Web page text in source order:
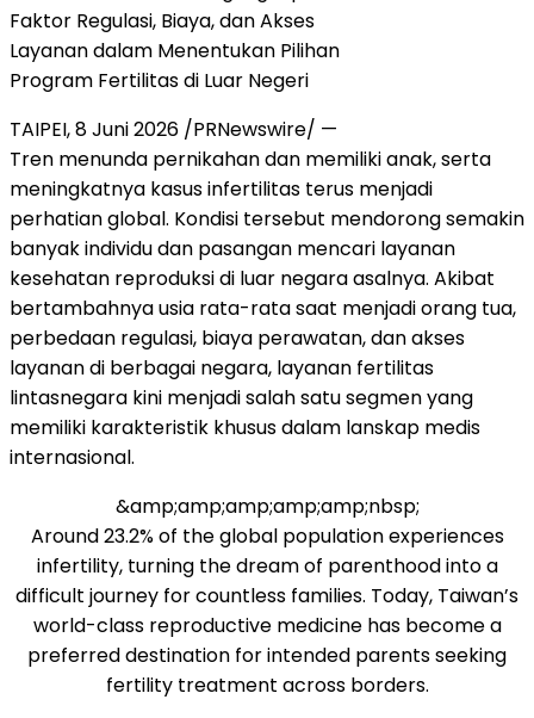
Faktor Regulasi, Biaya, dan Akses
Layanan dalam Menentukan Pilihan
Program Fertilitas di Luar Negeri
TAIPEI, 8 Juni 2026 /PRNewswire/ —
Tren menunda pernikahan dan memiliki anak, serta
meningkatnya kasus infertilitas terus menjadi
perhatian global. Kondisi tersebut mendorong semakin
banyak individu dan pasangan mencari layanan
kesehatan reproduksi di luar negara asalnya. Akibat
bertambahnya usia rata-rata saat menjadi orang tua,
perbedaan regulasi, biaya perawatan, dan akses
layanan di berbagai negara, layanan fertilitas
lintasnegara kini menjadi salah satu segmen yang
memiliki karakteristik khusus dalam lanskap medis
internasional.
&amp;amp;amp;amp;amp;nbsp;
Around 23.2% of the global population experiences
infertility, turning the dream of parenthood into a
difficult journey for countless families. Today, Taiwan’s
world-class reproductive medicine has become a
preferred destination for intended parents seeking
fertility treatment across borders.